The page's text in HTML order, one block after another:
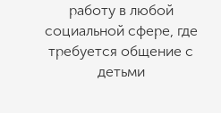
работу в любой
социальной сфере, где
требуется общение с
детьми